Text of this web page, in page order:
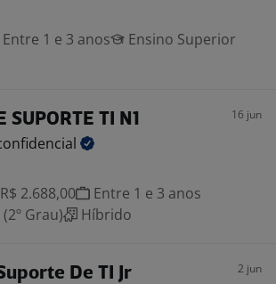
Entre 1 e 3 anos
Ensino Superior
SUPORTE TI N1 16 jun
2.688,00
Entre 1 e 3 anos
Grau)
Híbrido
De TI Jr 2 jun